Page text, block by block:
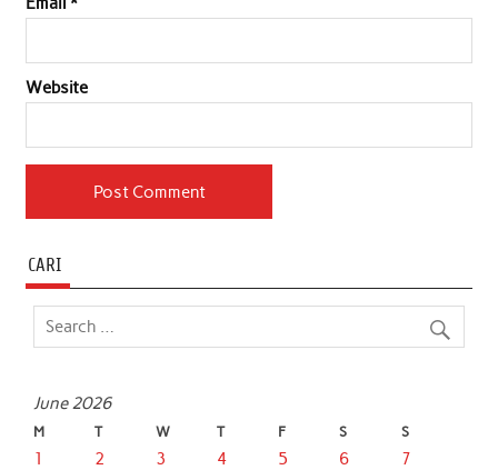
Website
CARI
June 2026
M T W T F S S
1 2 3 4 5 6
7